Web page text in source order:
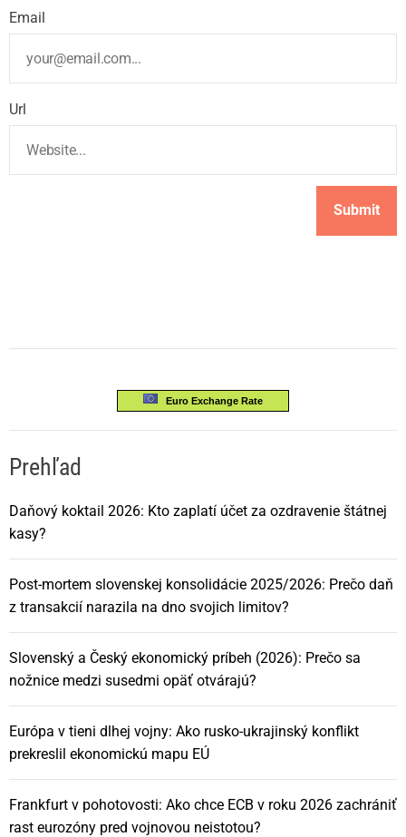
Email
Url
Euro Exchange Rate
Prehľad
Daňový koktail 2026: Kto zaplatí účet za ozdravenie štátnej
kasy?
Post-mortem slovenskej konsolidácie 2025/2026: Prečo daň
z transakcií narazila na dno svojich limitov?
Slovenský a Český ekonomický príbeh (2026): Prečo sa
nožnice medzi susedmi opäť otvárajú?
Európa v tieni dlhej vojny: Ako rusko-ukrajinský konflikt
prekreslil ekonomickú mapu EÚ
Frankfurt v pohotovosti: Ako chce ECB v roku 2026 zachrániť
rast eurozóny pred vojnovou neistotou?